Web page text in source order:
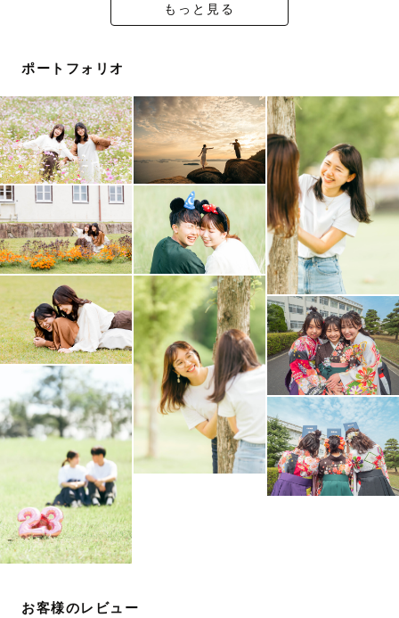
撮られることになれていない方でも安心してください！こ
ただきます。
緒に楽しい時間を過ごしましょう🧡
※カレンダーが△や×でも対応可能な場合もございますの
で一度ご連絡ください。
🍊対応不可な撮影🍊
アートニューボーンフォトは対応しておりません。
夜のストロボを使った撮影は対応しておりません
🍊お問い合わせ🍊
強引な撮影の勧誘は一切いたしません。ご不明な点、ご質
問等ございましたらご気軽にご相談ください。
よろしくお願いいたします。
お会いできることをたのしみにしています☺️✨
もっと見る
ポートフォリオ
お客様のレビュー